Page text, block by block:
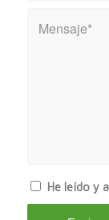
He leído y